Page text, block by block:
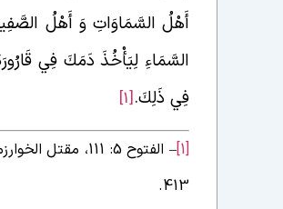
أَهْلُ السَّمَاوَاتِ وَ أَهْلُ
السَّمَاءِ لِيَأْخُذَ دَمَكَ فِي
فِي ذَلِكَ.[1]
[1]
413.